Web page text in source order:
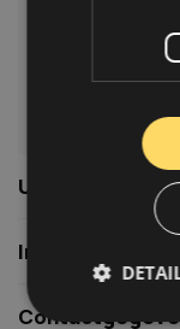
Usefull links
Informatie